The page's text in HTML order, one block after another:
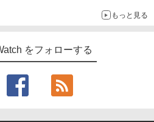
もっと見る
をフォローする